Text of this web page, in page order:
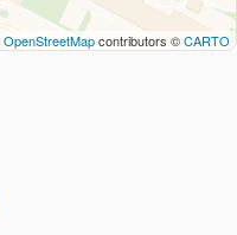
OpenStreetMapcontributors ©CARTO